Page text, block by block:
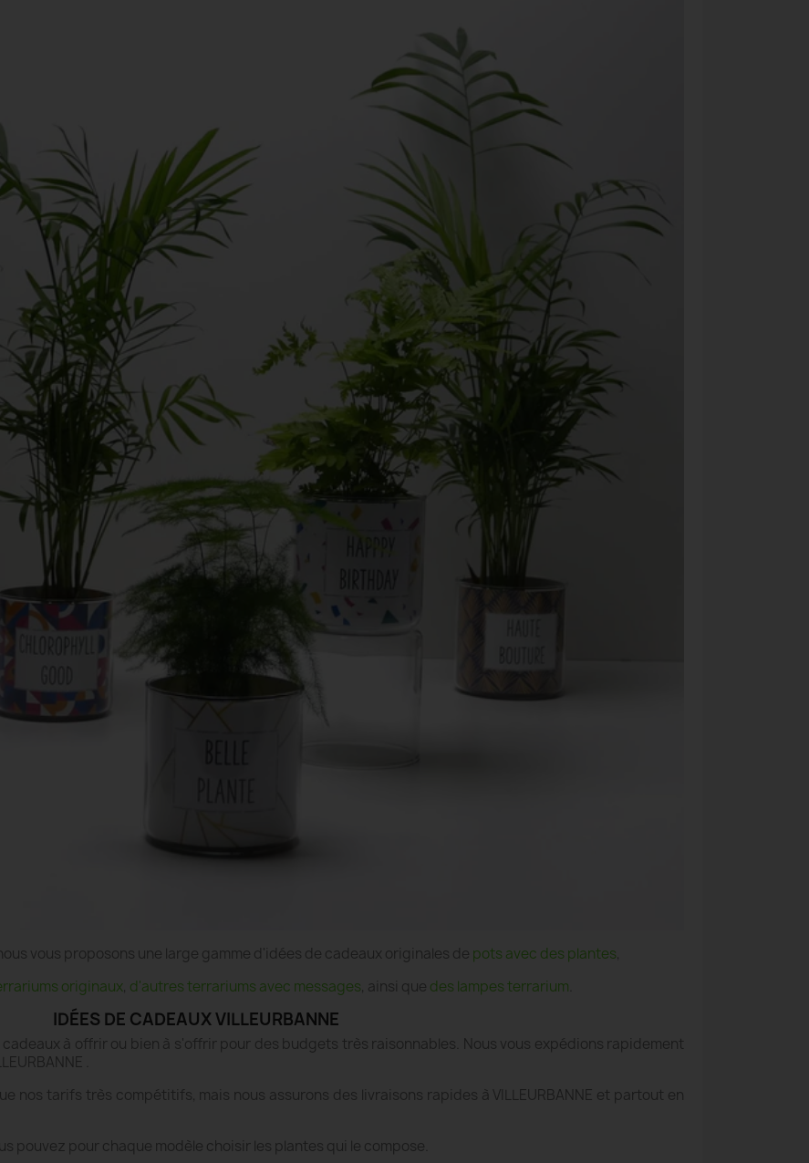
vous proposons une large gamme d'idées de cadeaux originales de pots avec des plantes,
originaux, d'autres terrariums avec messages, ainsi que des lampes terrarium
IDÉES DE CADEAUX VILLEURBANNE
à offrir ou bien à s'offrir pour des budgets très raisonnables. Nous vous expédions rapidement
.
nos tarifs très compétitifs, mais nous assurons des livraisons rapides à VILLEURBANNE et partout en
pouvez pour chaque modèle choisir les plantes qui le compose.